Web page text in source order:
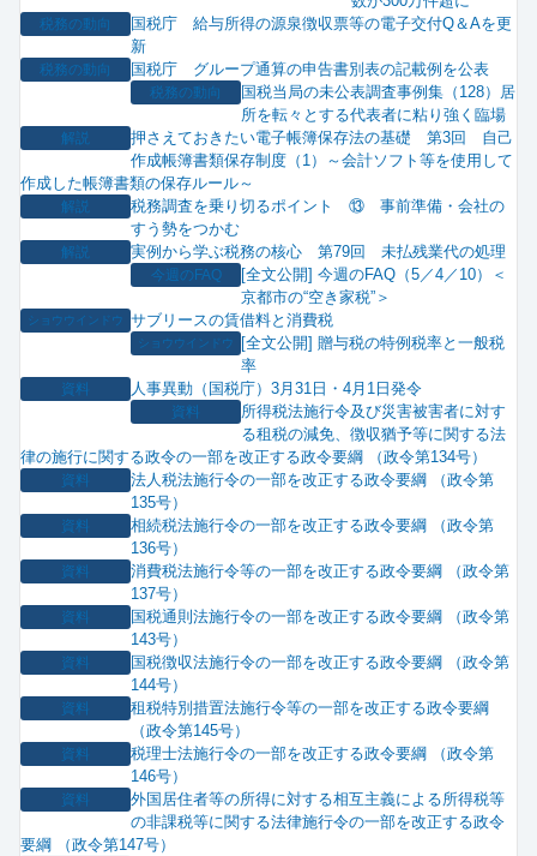
税務の動向
国税庁 給与所得の源泉徴収票等の電子交付Q＆Aを更
新
税務の動向 国税庁 グループ通算の申告書別表の記載例を公表
税務の動向
国税当局の未公表調査事例集（128）居
所を転々とする代表者に粘り強く臨場
解説
押さえておきたい電子帳簿保存法の基礎 第3回 自己
作成帳簿書類保存制度（1）～会計ソフト等を使用して
作成した帳簿書類の保存ルール～
解説
税務調査を乗り切るポイント ⑬ 事前準備・会社の
すう勢をつかむ
解説 実例から学ぶ税務の核心 第79回 未払残業代の処理
今週のFAQ
[全文公開] 今週のFAQ（5／4／10）＜
京都市の“空き家税”＞
ショウウインドウ サブリースの賃借料と消費税
ショウウインドウ
[全文公開] 贈与税の特例税率と一般税
率
資料 人事異動（国税庁）3月31日・4月1日発令
資料
所得税法施行令及び災害被害者に対す
る租税の減免、徴収猶予等に関する法
律の施行に関する政令の一部を改正する政令要綱 （政令第134号）
資料
法人税法施行令の一部を改正する政令要綱 （政令第
135号）
資料
相続税法施行令の一部を改正する政令要綱 （政令第
136号）
資料
消費税法施行令等の一部を改正する政令要綱 （政令第
137号）
資料
国税通則法施行令の一部を改正する政令要綱 （政令第
143号）
資料
国税徴収法施行令の一部を改正する政令要綱 （政令第
144号）
資料
租税特別措置法施行令等の一部を改正する政令要綱
（政令第145号）
資料
税理士法施行令の一部を改正する政令要綱 （政令第
146号）
資料
外国居住者等の所得に対する相互主義による所得税等
の非課税等に関する法律施行令の一部を改正する政令
要綱 （政令第147号）